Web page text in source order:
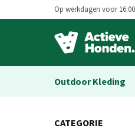
Op werkdagen voor
Outdoor Kleding
CATEGORIE